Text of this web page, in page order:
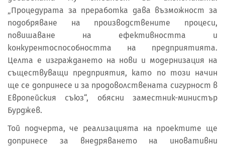
„Процедурата за преработка дава възможност за
подобряване на производствените процеси,
повишаване на ефективността и
конкурентоспособността на предприятията.
Целта е изграждането на нови и модернизация на
съществуващи предприятия, като по този начин
ще се допринесе и за продоволствената сигурност в
Европейския съюз“, обясни заместник-министър
Бурджев.
Той подчерта, че реализацията на проектите ще
допринесе за внедряването на иновативни